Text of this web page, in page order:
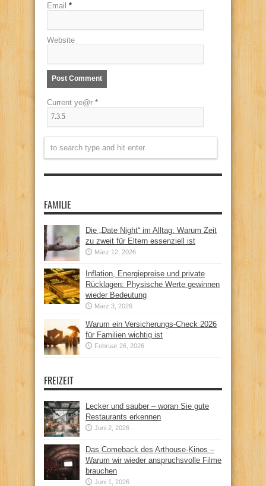
Email *
Website
Current ye@r *
FAMILIE
Die „Date Night“ im Alltag: Warum Zeit
zu zweit für Eltern essenziell ist
März 12, 2026
Inflation, Energiepreise und private
Rücklagen: Physische Werte gewinnen
wieder Bedeutung
März 3, 2026
Warum ein Versicherungs-Check 2026
für Familien wichtig ist
Februar 26, 2026
FREIZEIT
Lecker und sauber – woran Sie gute
Restaurants erkennen
Juni 2, 2026
Das Comeback des Arthouse-Kinos –
Warum wir wieder anspruchsvolle Filme
brauchen
Juni 1, 2026